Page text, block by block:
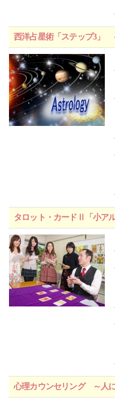
西洋占星術「ステップ3」
タロット・カードⅡ「小ア
心理カウンセリング ～人